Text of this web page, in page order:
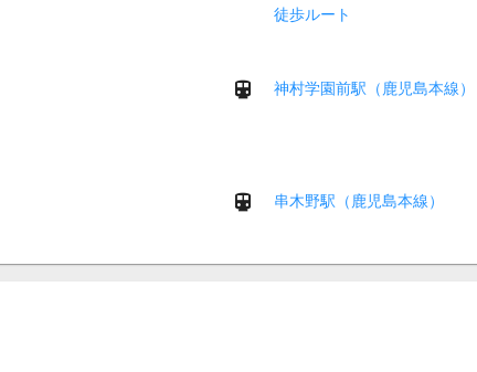
徒歩ルート
神村学園前駅（鹿児島本線）
串木野駅（鹿児島本線）